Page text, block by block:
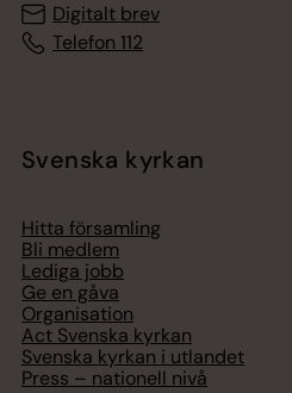
Digitalt brev
Telefon 112
Svenska kyrkan
Hitta församling
Bli medlem
Lediga jobb
Ge en gåva
Organisation
Act Svenska kyrkan
Svenska kyrkan i utlandet
Press – nationell nivå